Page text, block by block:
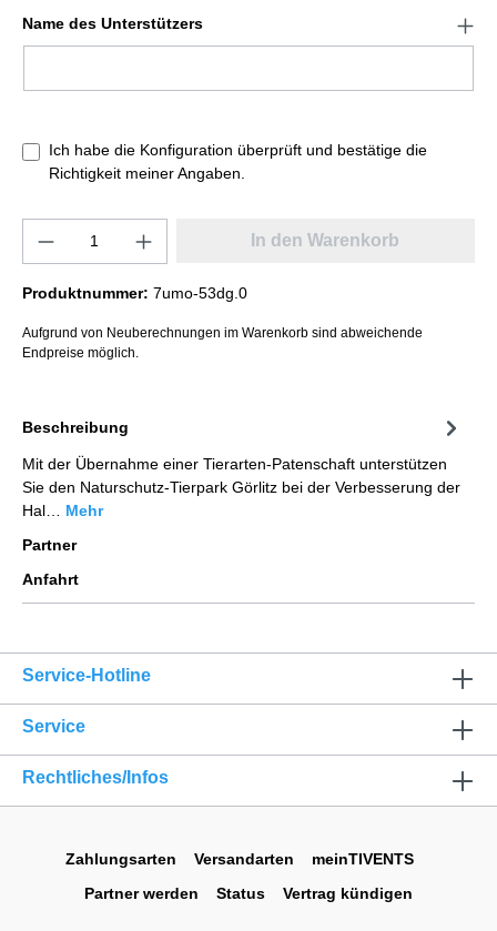
Name des Unterstützers
Ich habe die Konfiguration überprüft und bestätige die
Richtigkeit meiner Angaben.
In den Warenkorb
Produktnummer: 7umo-53dg.0
Aufgrund von Neuberechnungen im Warenkorb sind abweichende
Endpreise möglich.
Beschreibung
Mit der Übernahme einer Tierarten-Patenschaft unterstützen
Sie den Naturschutz-Tierpark Görlitz bei der Verbesserung der
Hal… Mehr
Partner
Anfahrt
Service-Hotline
Service
Rechtliches/Infos
Zahlungsarten Versandarten
meinTIVENTS
Partner werden
Status Vertrag kündigen